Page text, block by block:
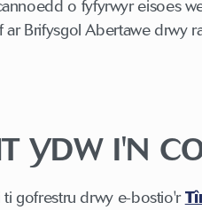
o fyfyrwyr eisoes
ar Brifysgol Abertawe drwy
YDW I'N
ti gofrestru drwy e-bostio'r